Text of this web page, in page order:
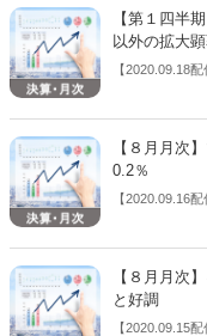
9300万円（同
調だった。対
響による処方
の長期低迷な
コールなどの
品などの需要
【第１四半
以外の拡大
【2020.09.18
た。対象期間
【８月月次
0.2％
【2020.09.16
を公表した。
ラスに転じた。
【８月月次
と好調
【2020.09.15